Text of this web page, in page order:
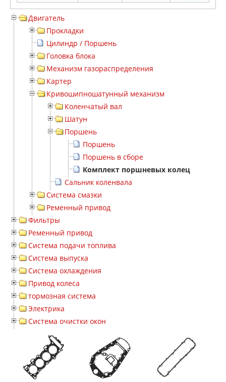
Двигатель
Прокладки
Цилиндр / Поршень
Головка блока
Механизм газораспределения
Картер
Кривошипношатунный механизм
Коленчатый вал
Шатун
Поршень
Поршень
Поршень в сборе
Комплект поршневых колец
Сальник коленвала
Система смазки
Ременный привод
Фильтры
Ременный привод
Система подачи топлива
Система выпуска
Система охлаждения
Привод колеса
тормозная система
Электрика
Система очистки окон